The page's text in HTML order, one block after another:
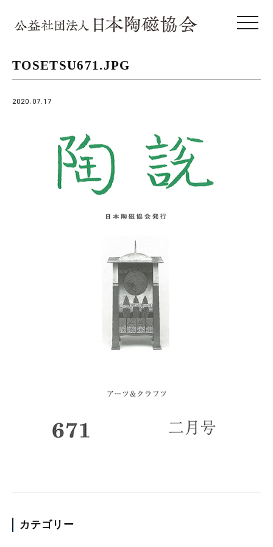
toggle
TOSETSU671.JPG
2020.07.17
カテゴリー